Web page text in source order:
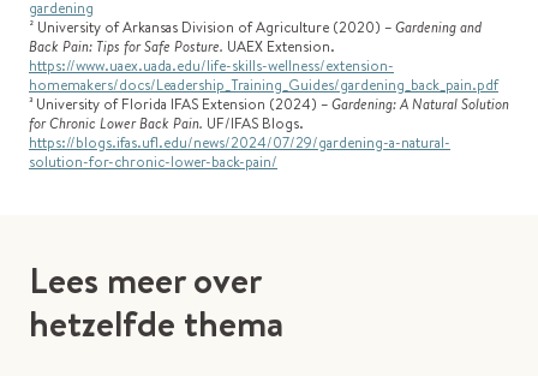
gardening
² University of Arkansas Division of Agriculture (2020) –Gardening and
Back Pain: Tips for Safe Posture. UAEX Extension.
https://www.uaex.uada.edu/life-skills-wellness/extension-
homemakers/docs/Leadership_Training_Guides/gardening_back_pain.pdf
³ University of Florida IFAS Extension (2024) –Gardening: A Natural Solution
for Chronic Lower Back Pain. UF/IFAS Blogs.
https://blogs.ifas.ufl.edu/news/2024/07/29/gardening-a-natural-
solution-for-chronic-lower-back-pain/
Lees meer over
hetzelfde thema